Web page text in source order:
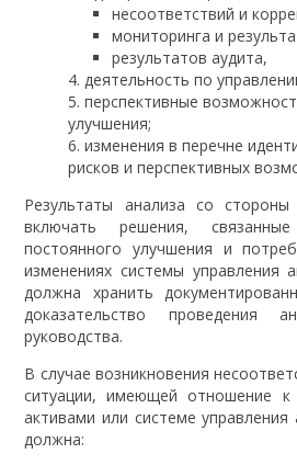
несоответствий и
мониторинга и
результатов аудита,
деятельность по
перспективные
улучшения;
изменения в перечне
рисков и перспективных
Результаты анализа со
включать решения,
постоянного улучшения и
изменениях системы управления
должна хранить
доказательство проведения
руководства.
В случае возникновения
ситуации, имеющей отношение к
активами или системе управления
должна: